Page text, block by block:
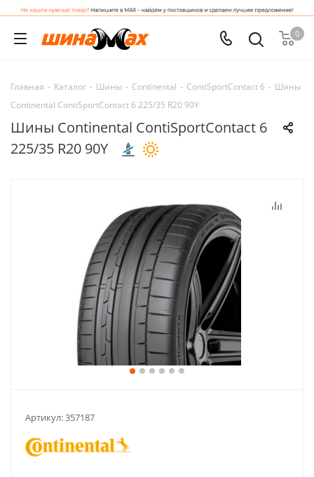
0
Главная - Каталог - Шины - Continental - ContiSportContact 6 - Шины
Continental ContiSportContact 6 225/35 R20 90Y
Шины Continental ContiSportContact 6
225/35 R20 90Y
Артикул:357187